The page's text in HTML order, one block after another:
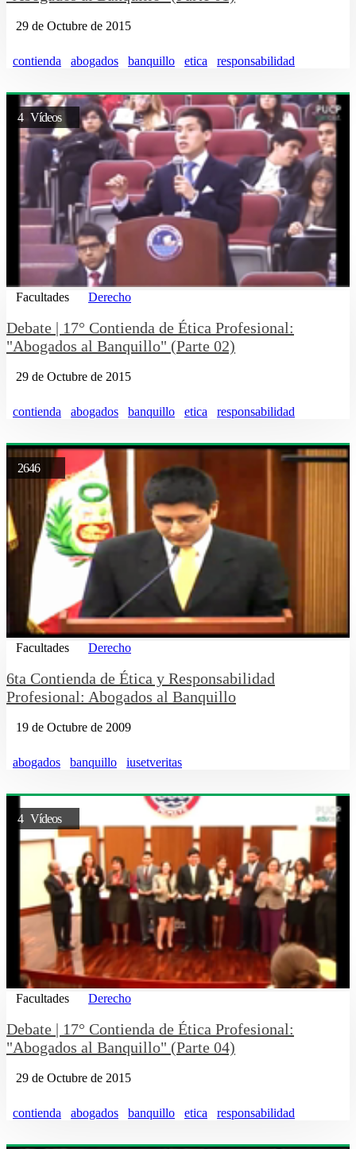
29 de Octubre de 2015
contienda abogados banquillo etica responsabilidad
4 Vídeos
Facultades Derecho
Debate | 17° Contienda de Ética Profesional:
"Abogados al Banquillo" (Parte 02)
29 de Octubre de 2015
contienda abogados banquillo etica responsabilidad
2646
Facultades Derecho
6ta Contienda de Ética y Responsabilidad
Profesional: Abogados al Banquillo
19 de Octubre de 2009
abogados banquillo iusetveritas
4 Vídeos
Facultades Derecho
Debate | 17° Contienda de Ética Profesional:
"Abogados al Banquillo" (Parte 04)
29 de Octubre de 2015
contienda abogados banquillo etica responsabilidad